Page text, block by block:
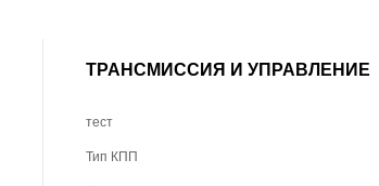
ТРАНСМИССИЯ И УПРАВЛЕНИЕ
тест
Тип КПП